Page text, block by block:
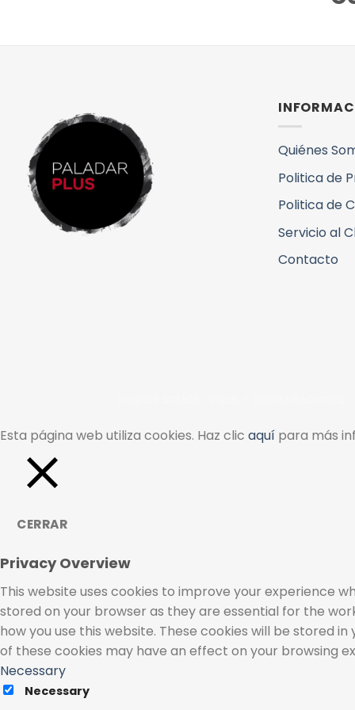
Quiénes
Politica de
Politica de
Servicio al
Contacto
Esta página web utiliza cookies. Haz clic aquí para más
CERRAR
Privacy Overview
This website uses cookies to improve your experience
stored on your browser as they are essential for the
how you use this website. These cookies will be stored
of these cookies may have an effect on your browsing
Necessary
Necessary